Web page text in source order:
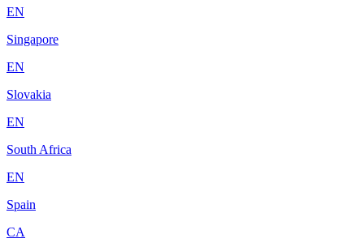
EN
Singapore
EN
Slovakia
EN
South Africa
EN
Spain
CA